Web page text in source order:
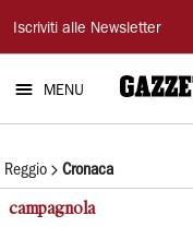
Gazzetta
di
Reggio
Iscriviti alle Newsletter
MENU
Reggio Cronaca
campagnola